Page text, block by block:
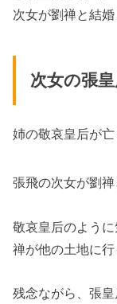
次女が劉禅と結婚
次女の張
姉の敬哀皇后が亡
張飛の次女が劉
敬哀皇后のよう
禅が他の土地に
残念ながら、張